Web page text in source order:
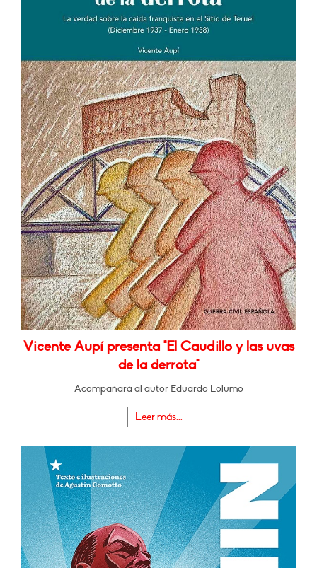
Vicente Aupí presenta "El Caudillo y las uvas
de la derrota"
Acompañará al autor Eduardo Lolumo
Leer más...